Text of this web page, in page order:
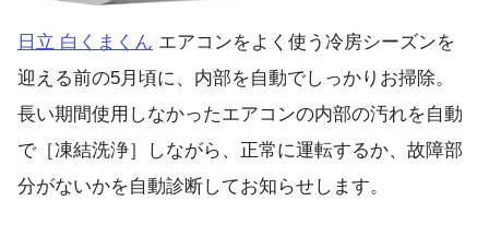
日立 白くまくん エアコンをよく使う冷房シーズンを
迎える前の5月頃に、内部を自動でしっかりお掃除。
長い期間使用しなかったエアコンの内部の汚れを自動
で［凍結洗浄］しながら、正常に運転するか、故障部
分がないかを自動診断してお知らせします。